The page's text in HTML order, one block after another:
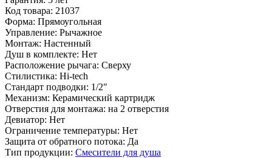
Код товара: 21037
Форма: Прямоугольная
Управление: Рычажное
Монтаж: Настенный
Душ в комплекте: Нет
Расположение рычага: Сверху
Стилистика: Hi-tech
Стандарт подводки: 1/2"
Механизм: Керамический картридж
Отверстия для монтажа: на 2 отверстия
Девиатор: Нет
Ограничение температуры: Нет
Защита от обратного потока: Да
Тип продукции: Смесители для душа